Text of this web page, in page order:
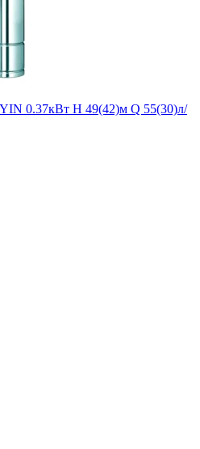
0.37кВт H 49(42)м Q 55(30)л/